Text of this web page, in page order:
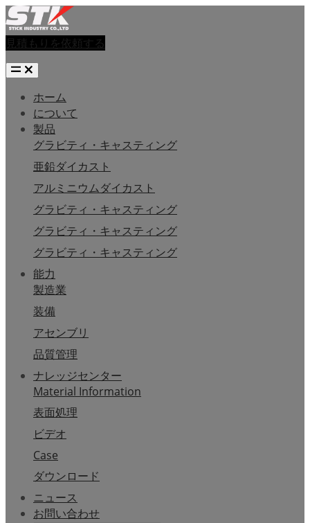
見積もりを依頼する
ホーム
について
製品
グラビティ・キャスティング
亜鉛ダイカスト
アルミニウムダイカスト
グラビティ・キャスティング
グラビティ・キャスティング
グラビティ・キャスティング
能力
製造業
装備
アセンブリ
品質管理
ナレッジセンター
Material Information
表面処理
ビデオ
Case
ダウンロード
ニュース
お問い合わせ